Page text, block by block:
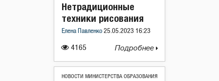
4165
Нетрадиционные
техники рисования
Елена Павленко 25.05.2023 16:23
Подробнее
НОВОСТИ МИНИСТЕРСТВА ОБРАЗОВАНИЯ